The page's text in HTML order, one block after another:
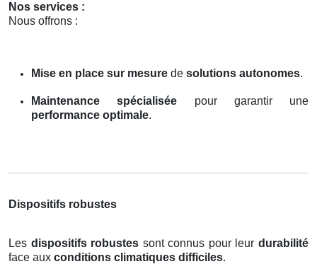
Nos services :
Nous offrons :
Mise en place sur mesure de solutions autonomes.
Maintenance spécialisée pour garantir une
performance optimale.
Dispositifs robustes
Les dispositifs robustes sont connus pour leurdurabilité
face aux conditions climatiques difficiles.